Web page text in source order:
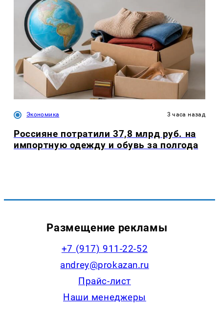
Экономика 3 часа назад
Россияне потратили 37,8 млрд руб. на
импортную одежду и обувь за полгода
Размещение рекламы
+7 (917) 911-22-52
andrey@prokazan.ru
Прайс-лист
Наши менеджеры